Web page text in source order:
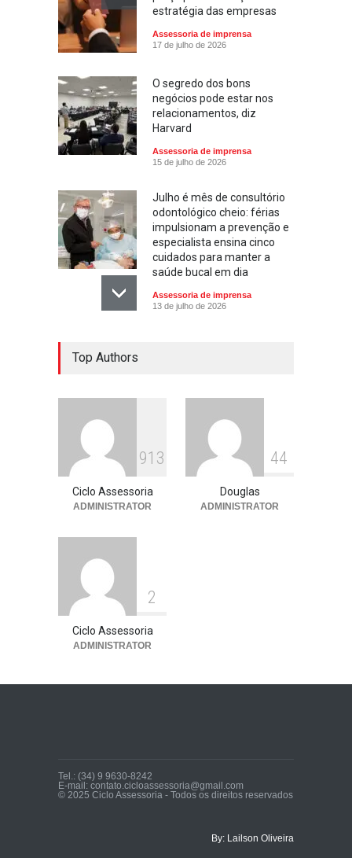
estratégia das empresas
Assessoria de imprensa
17 de julho de 2026
O segredo dos bons
negócios pode estar nos
relacionamentos, diz
Harvard
Assessoria de imprensa
15 de julho de 2026
Julho é mês de consultório
odontológico cheio: férias
impulsionam a prevenção e
especialista ensina cinco
cuidados para manter a
saúde bucal em dia
Assessoria de imprensa
13 de julho de 2026
13 de julho de 2026
Top Authors
913
Ciclo Assessoria
ADMINISTRATOR
44
Douglas
ADMINISTRATOR
2
Ciclo Assessoria
ADMINISTRATOR
Tel.: (34) 9 9630-8242
E-mail: contato.cicloassessoria@gmail.com
© 2025 Ciclo Assessoria - Todos os direitos reservados
By: Lailson Oliveira